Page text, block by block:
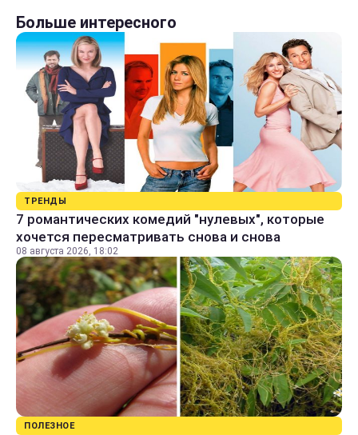
Больше интересного
ТРЕНДЫ
7 романтических комедий "нулевых", которые
хочется пересматривать снова и снова
08 августа 2026, 18:02
ПОЛЕЗНОЕ